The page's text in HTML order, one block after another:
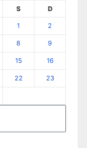
S D
1 2
8 9
15 16
22 23